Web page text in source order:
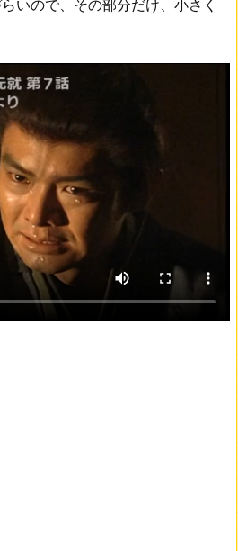
いので、その部分だけ、小さく